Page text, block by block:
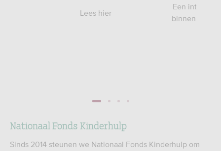
Lees hier
Een
binnen het
Nationaal Fonds Kinderhulp
Sinds 2014 steunen we Nationaal Fonds Kinderhulp om